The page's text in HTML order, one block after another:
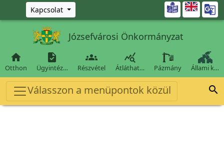
Ugrás a fő tartalomra
Kapcsolat 
Józsefvárosi Önkormányzat

Otthon

Ügyintéz…

Részvétel

Átláthat… Pázmány Állami k…
Válasszon a menüpontok közül 